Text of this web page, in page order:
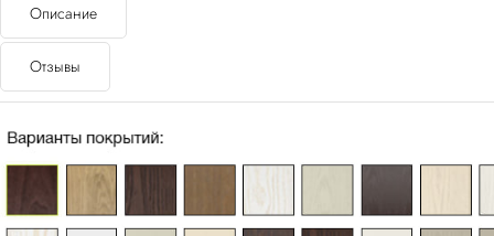
Описание
Отзывы